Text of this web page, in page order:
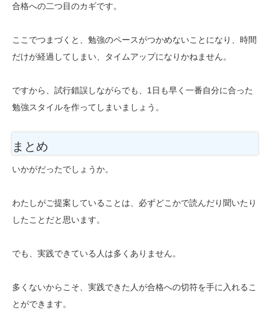
合格への二つ目のカギです。
ここでつまづくと、勉強のペースがつかめないことになり、時間
だけが経過してしまい、タイムアップになりかねません。
ですから、試行錯誤しながらでも、1日も早く一番自分に合った
勉強スタイルを作ってしまいましょう。
まとめ
いかがだったでしょうか。
わたしがご提案していることは、必ずどこかで読んだり聞いたり
したことだと思います。
でも、実践できている人は多くありません。
多くないからこそ、実践できた人が合格への切符を手に入れるこ
とができます。